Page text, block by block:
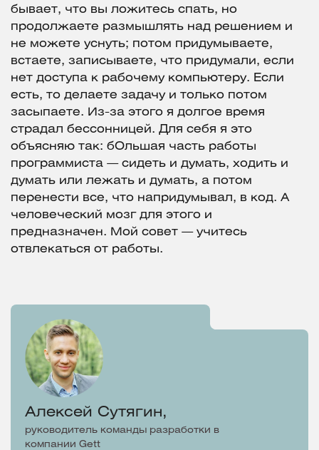
бывает, что вы ложитесь спать, но
продолжаете размышлять над решением и
не можете уснуть; потом придумываете,
встаете, записываете, что придумали, если
нет доступа к рабочему компьютеру. Если
есть, то делаете задачу и только потом
засыпаете. Из-за этого я долгое время
страдал бессонницей. Для себя я это
объясняю так: бОльшая часть работы
программиста — сидеть и думать, ходить и
думать или лежать и думать, а потом
перенести все, что напридумывал, в код. А
человеческий мозг для этого и
предназначен. Мой совет — учитесь
отвлекаться от работы.
Алексей Сутягин,
руководитель команды разработки в
компании Gett